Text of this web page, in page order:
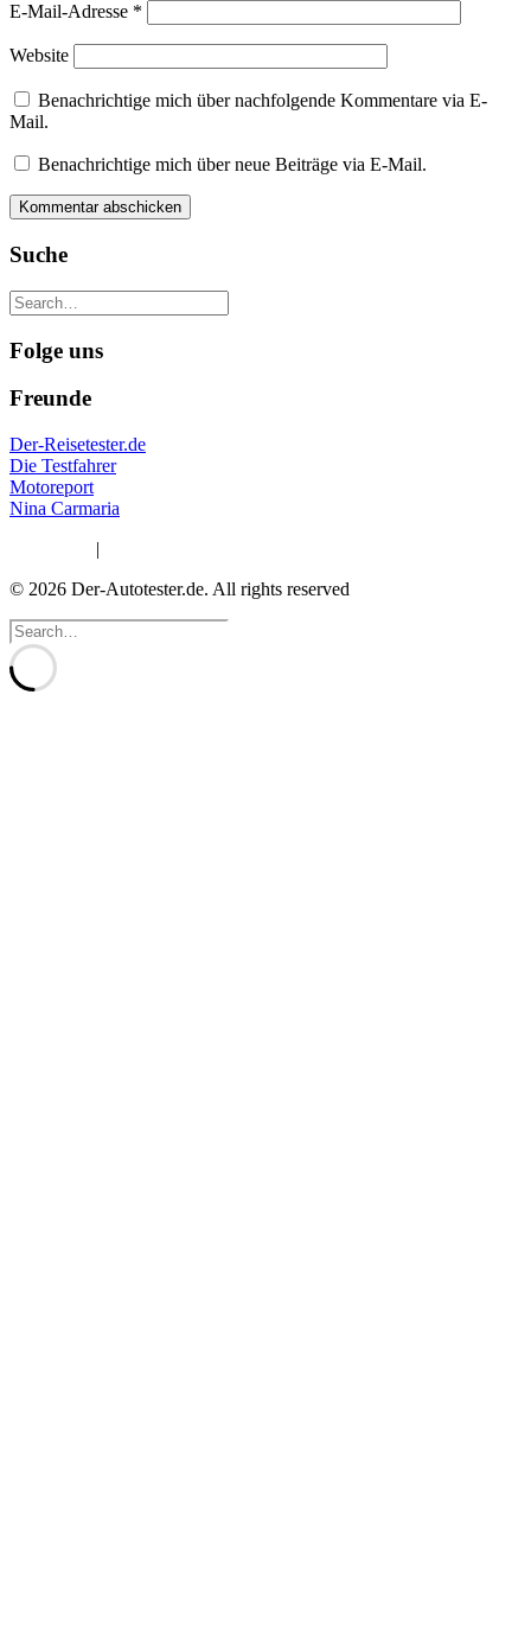
E-Mail-Adresse *
Website
Benachrichtige mich über nachfolgende Kommentare via E-
Mail.
Benachrichtige mich über neue Beiträge via E-Mail.
Suche
Folge uns
Freunde
Der-Reisetester.de
Die Testfahrer
Motoreport
Nina Carmaria
|
© 2026 Der-Autotester.de. All rights reserved